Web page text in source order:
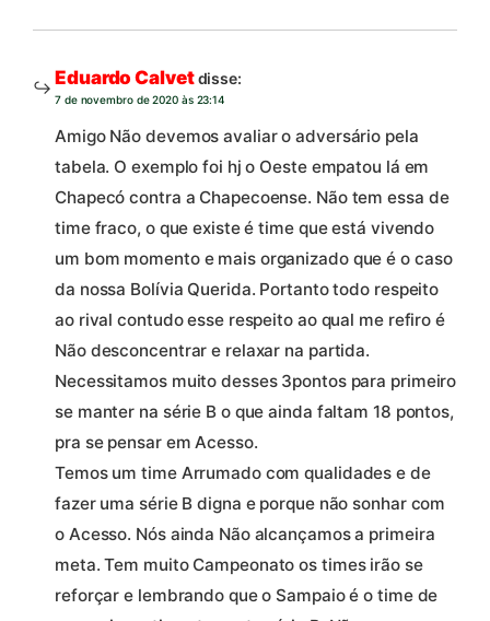
Eduardo Calvetdisse:
7 de novembro de 2020 às 23:14
Amigo Não devemos avaliar o adversário pela
tabela. O exemplo foi hj o Oeste empatou lá em
Chapecó contra a Chapecoense. Não tem essa de
time fraco, o que existe é time que está vivendo
um bom momento e mais organizado que é o caso
da nossa Bolívia Querida. Portanto todo respeito
ao rival contudo esse respeito ao qual me refiro é
Não desconcentrar e relaxar na partida.
Necessitamos muito desses 3pontos para primeiro
se manter na série B o que ainda faltam 18 pontos,
pra se pensar em Acesso.
Temos um time Arrumado com qualidades e de
fazer uma série B digna e porque não sonhar com
o Acesso. Nós ainda Não alcançamos a primeira
meta. Tem muito Campeonato os times irão se
reforçar e lembrando que o Sampaio é o time de